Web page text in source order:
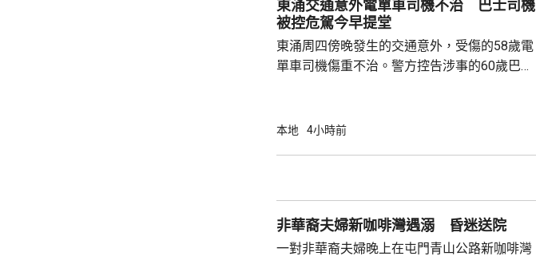
東涌交通意外電單車司機不治 巴士司機
被控危駕今早提堂
東涌周四傍晚發生的交通意外，受傷的58歲電
單車司機傷重不治。警方控告涉事的60歲巴士
龍運巴士沿東涌東交匯處行駛，去到近北大嶼
周五早上8時許證實死亡。
本地 4小時前
非華裔夫婦新咖啡灣遇溺 昏迷送院
一對非華裔夫婦晚上在屯門青山公路新咖啡灣